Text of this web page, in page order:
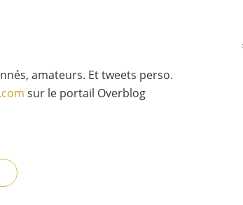
amateurs. Et tweets perso.
sur le portail Overblog